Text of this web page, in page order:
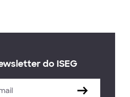
do ISEG